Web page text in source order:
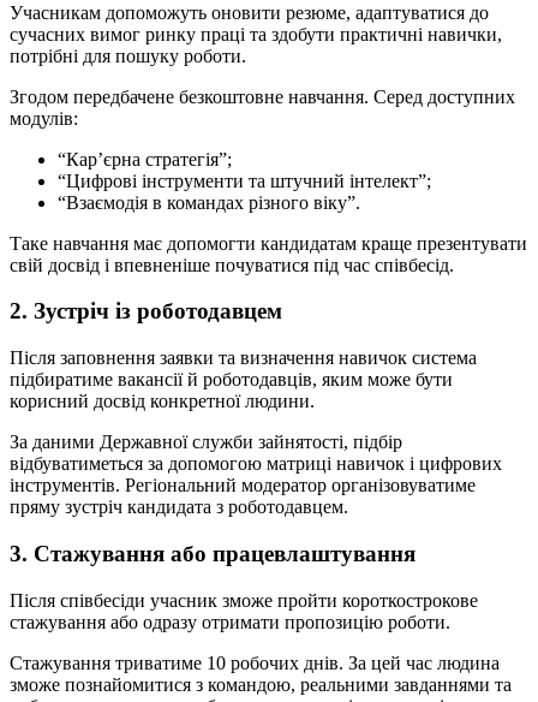
Учасникам допоможуть оновити резюме, адаптуватися до
сучасних вимог ринку праці та здобути практичні навички,
потрібні для пошуку роботи.
Згодом передбачене безкоштовне навчання. Серед доступних
модулів:
“Кар’єрна стратегія”;
“Цифрові інструменти та штучний інтелект”;
“Взаємодія в командах різного віку”.
Таке навчання має допомогти кандидатам краще презентувати
свій досвід і впевненіше почуватися під час співбесід.
2. Зустріч із роботодавцем
Після заповнення заявки та визначення навичок система
підбиратиме вакансії й роботодавців, яким може бути
корисний досвід конкретної людини.
За даними Державної служби зайнятості, підбір
відбуватиметься за допомогою матриці навичок і цифрових
інструментів. Регіональний модератор організовуватиме
пряму зустріч кандидата з роботодавцем.
3. Стажування або працевлаштування
Після співбесіди учасник зможе пройти короткострокове
стажування або одразу отримати пропозицію роботи.
Стажування триватиме 10 робочих днів. За цей час людина
зможе познайомитися з командою, реальними завданнями та